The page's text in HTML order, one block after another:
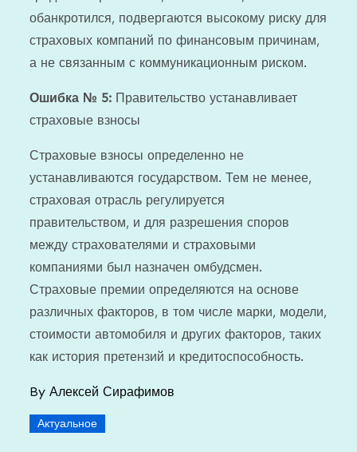
обанкротился, подвергаются высокому риску для
страховых компаний по финансовым причинам,
а не связанным с коммуникационным риском.
Ошибка № 5: Правительство устанавливает
страховые взносы
Страховые взносы определенно не
устанавливаются государством. Тем не менее,
страховая отрасль регулируется
правительством, и для разрешения споров
между страхователями и страховыми
компаниями был назначен омбудсмен.
Страховые премии определяются на основе
различных факторов, в том числе марки, модели,
стоимости автомобиля и других факторов, таких
как история претензий и кредитоспособность.
ByАлексей Сирафимов
Актуальное